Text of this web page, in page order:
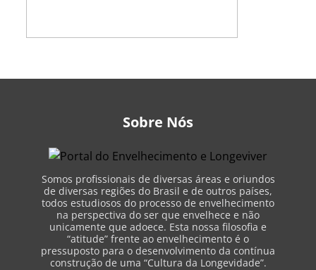
Sobre Nós
Somos profissionais de diversas áreas e oriundos
de diversas regiões do Brasil e de outros países,
todos estudiosos do processo de envelhecimento
na perspectiva do ser que envelhece e não
unicamente que adoece. Esta nossa filosofia e
“atitude” frente ao envelhecimento é o
pressuposto para o desenvolvimento da contínua
construção de uma “Cultura da Longevidade”.